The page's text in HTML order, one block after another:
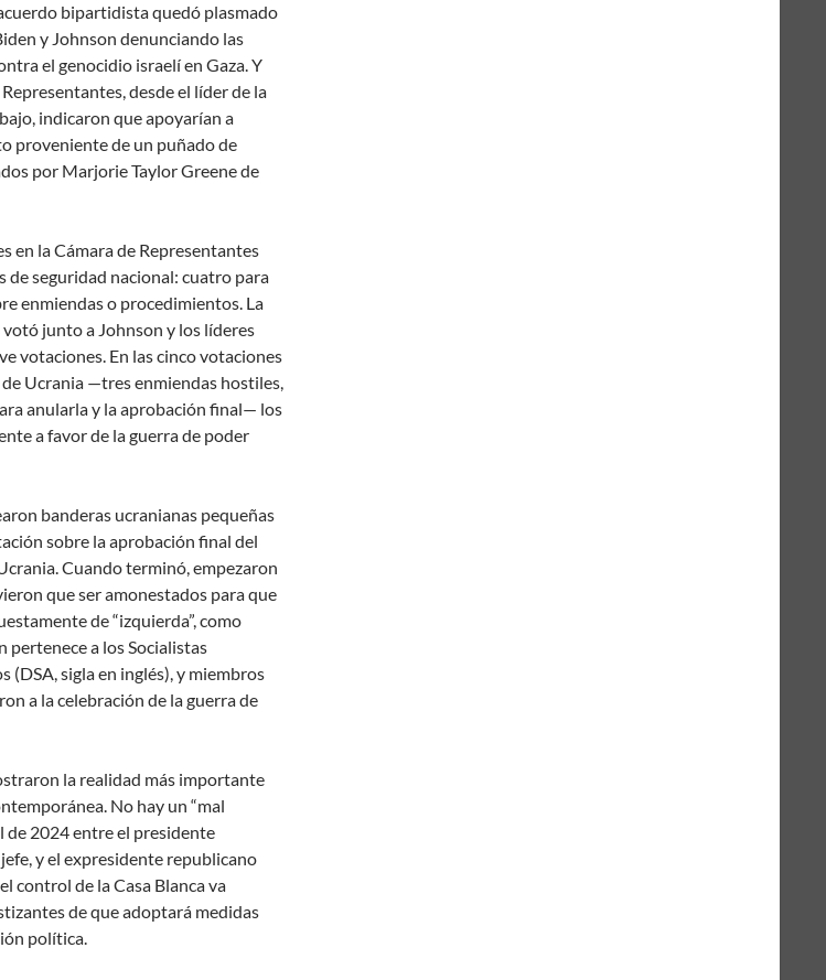
bipartidista quedó plasmado
y Johnson denunciando las
el genocidio israelí en Gaza. Y
desde el líder de la
indicaron que apoyarían a
proveniente de un puñado de
por Marjorie Taylor Greene de
en la Cámara de Representantes
seguridad nacional: cuatro para
enmiendas o procedimientos. La
junto a Johnson y los líderes
votaciones. En las cinco votaciones
Ucrania —tres enmiendas hostiles,
anularla y la aprobación final— los
a favor de la guerra de poder
banderas ucranianas pequeñas
sobre la aprobación final del
Cuando terminó, empezaron
que ser amonestados para que
de “izquierda”, como
a los Socialistas
(DSA, sigla en inglés), y miembros
a la celebración de la guerra de
la realidad más importante
No hay un “mal
de 2024 entre el presidente
y el expresidente republicano
control de la Casa Blanca va
de que adoptará medidas
política.